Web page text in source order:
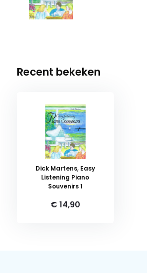
Recent bekeken
Dick Martens, Easy
Listening Piano
Souvenirs 1
€ 14,90